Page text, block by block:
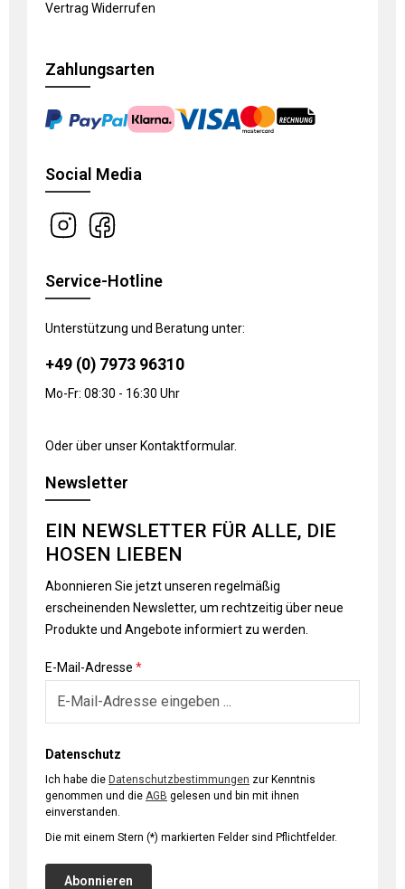
Vertrag Widerrufen
Zahlungsarten
Social Media
Service-Hotline
Unterstützung und Beratung unter:
+49 (0) 7973 96310
Mo-Fr: 08:30 - 16:30 Uhr
Oder über unser Kontaktformular.
Newsletter
EIN NEWSLETTER FÜR ALLE, DIE
HOSEN LIEBEN
Abonnieren Sie jetzt unseren regelmäßig
erscheinenden Newsletter, um rechtzeitig über neue
Produkte und Angebote informiert zu werden.
E-Mail-Adresse *
Datenschutz
Ich habe die Datenschutzbestimmungen
genommen und die AGB
einverstanden.
Die mit einem Stern (*) markierten Felder sind Pflichtfelder.
Abonnieren